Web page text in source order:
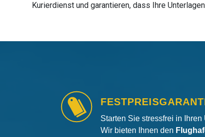
Kurierdienst und garantieren, dass Ihre
Starten Sie stressfrei in
Wir bieten Ihnen den